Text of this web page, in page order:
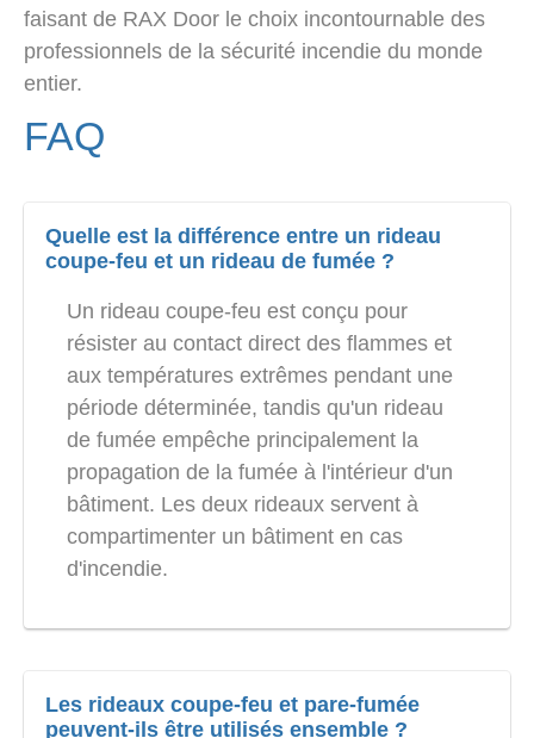
faisant de RAX Door le choix incontournable des
professionnels de la sécurité incendie du monde
entier.
FAQ
Quelle est la différence entre un rideau
coupe-feu et un rideau de fumée ?
Un rideau coupe-feu est conçu pour
résister au contact direct des flammes et
aux températures extrêmes pendant une
période déterminée, tandis qu'un rideau
de fumée empêche principalement la
propagation de la fumée à l'intérieur d'un
bâtiment. Les deux rideaux servent à
compartimenter un bâtiment en cas
d'incendie.
Les rideaux coupe-feu et pare-fumée
peuvent-ils être utilisés ensemble ?